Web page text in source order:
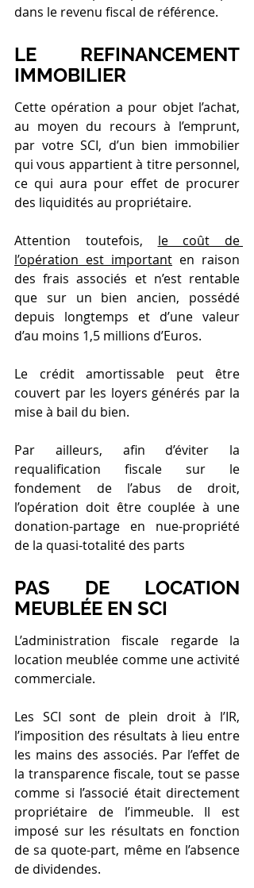
dans le revenu fiscal de référence.
LE REFINANCEMENT
IMMOBILIER
Cette opération a pour objet l’achat,
au moyen du recours à l’emprunt,
par votre SCI, d’un bien immobilier
qui vous appartient à titre personnel,
ce qui aura pour effet de procurer
des liquidités au propriétaire.
Attention toutefois, le coût de
l’opération est important en raison
des frais associés et n’est rentable
que sur un bien ancien, possédé
depuis longtemps et d’une valeur
d’au moins 1,5 millions d’Euros.
Le crédit amortissable peut être
couvert par les loyers générés par la
mise à bail du bien.
Par ailleurs, afin d’éviter la
requalification fiscale sur le
fondement de l’abus de droit,
l’opération doit être couplée à une
donation-partage en nue-propriété
de la quasi-totalité des parts
PAS DE LOCATION
MEUBLÉE EN SCI
L’administration fiscale regarde la
location meublée comme une activité
commerciale.
Les SCI sont de plein droit à l’IR,
l’imposition des résultats à lieu entre
les mains des associés. Par l’effet de
la transparence fiscale, tout se passe
comme si l’associé était directement
propriétaire de l’immeuble. Il est
imposé sur les résultats en fonction
de sa quote-part, même en l’absence
de dividendes.